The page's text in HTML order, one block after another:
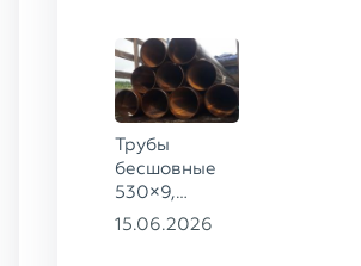
Трубы
бесшовные
530×9,
530×10 ст.
15.06.2026